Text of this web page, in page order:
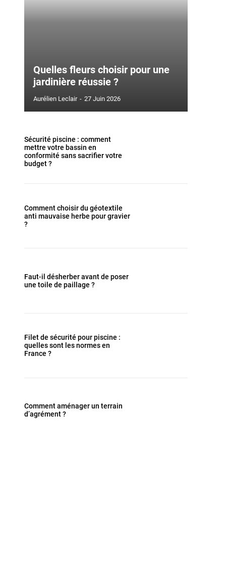
Quelles fleurs choisir pour une
jardinière réussie ?
Aurélien Leclair - 27 Juin 2026
Sécurité piscine : comment
mettre votre bassin en
conformité sans sacrifier votre
budget ?
Comment choisir du géotextile
anti mauvaise herbe pour gravier
?
Faut-il désherber avant de poser
une toile de paillage ?
Filet de sécurité pour piscine :
quelles sont les normes en
France ?
Comment aménager un terrain
d’agrément ?